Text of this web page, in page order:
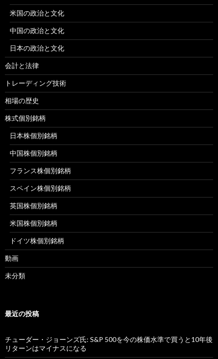
米国の政治と文化
中国の政治と文化
日本の政治と文化
会計と法律
トレーディング技術
相場の歴史
株式個別銘柄
日本株個別銘柄
中国株個別銘柄
フランス株個別銘柄
スペイン株個別銘柄
英国株個別銘柄
米国株個別銘柄
ドイツ株個別銘柄
動画
未分類
最近の投稿
チューダー・ジョーンズ氏: S&P 500を今の株価水準で買うと10年後
リターンはマイナスになる